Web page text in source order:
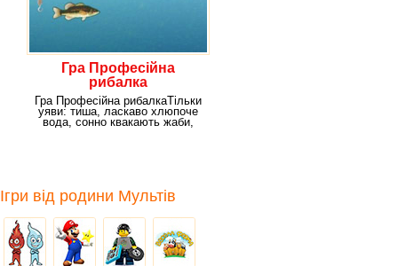
Гра Професійна
рибалка
Гра Професійна рибалкаТільки
уяви: тиша, ласкаво хлюпоче
вода, сонно квакають жаби,
Ігри від родини Мультів